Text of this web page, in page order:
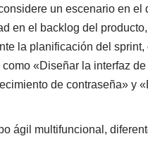
un escenario en
en el backlog del
la planificación del
«Diseñar la interfaz
de contraseña» y
ágil multifuncional,